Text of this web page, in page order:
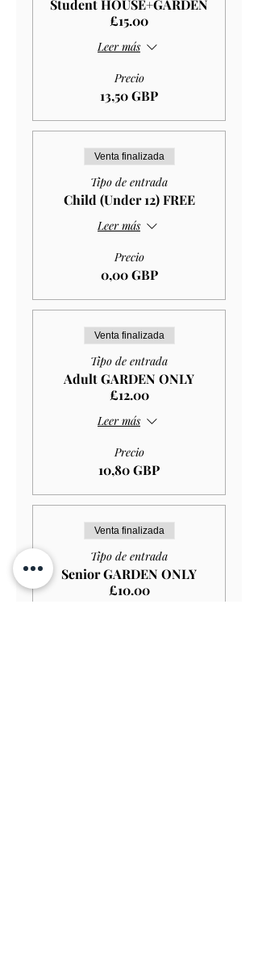
Student HOUSE+GARDEN
£15.00
Leer más
Precio
13,50 GBP
Venta finalizada
Tipo de entrada
Child (Under 12) FREE
Leer más
Precio
0,00 GBP
Venta finalizada
Tipo de entrada
Adult GARDEN ONLY
£12.00
Leer más
Precio
10,80 GBP
Venta finalizada
Tipo de entrada
Senior GARDEN ONLY
£10.00